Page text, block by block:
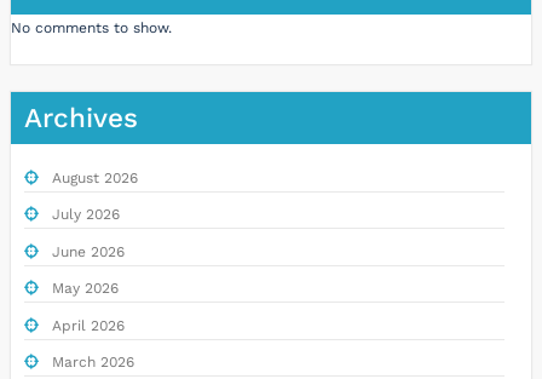
No comments to show.
Archives
August 2026
July 2026
June 2026
May 2026
April 2026
March 2026